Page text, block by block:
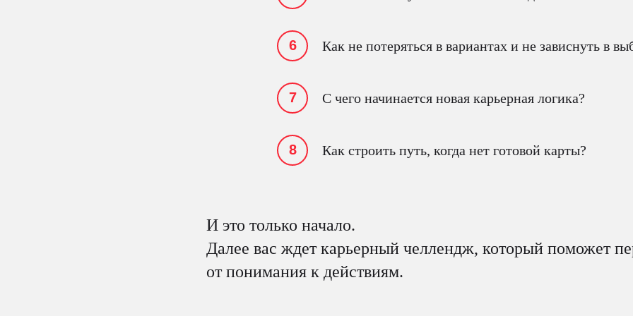
Как не потеряться в вариантах и не зависнуть в
С чего начинается новая карьерная логика?
Как строить путь, когда нет готовой карты?
И это только начало.
Далее вас ждет карьерный челлендж, который поможет
от понимания к действиям.